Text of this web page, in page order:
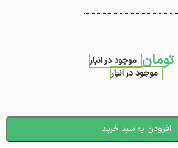
تومان موجود در انبار
موجود در انبار
افزودن به سبد خرید